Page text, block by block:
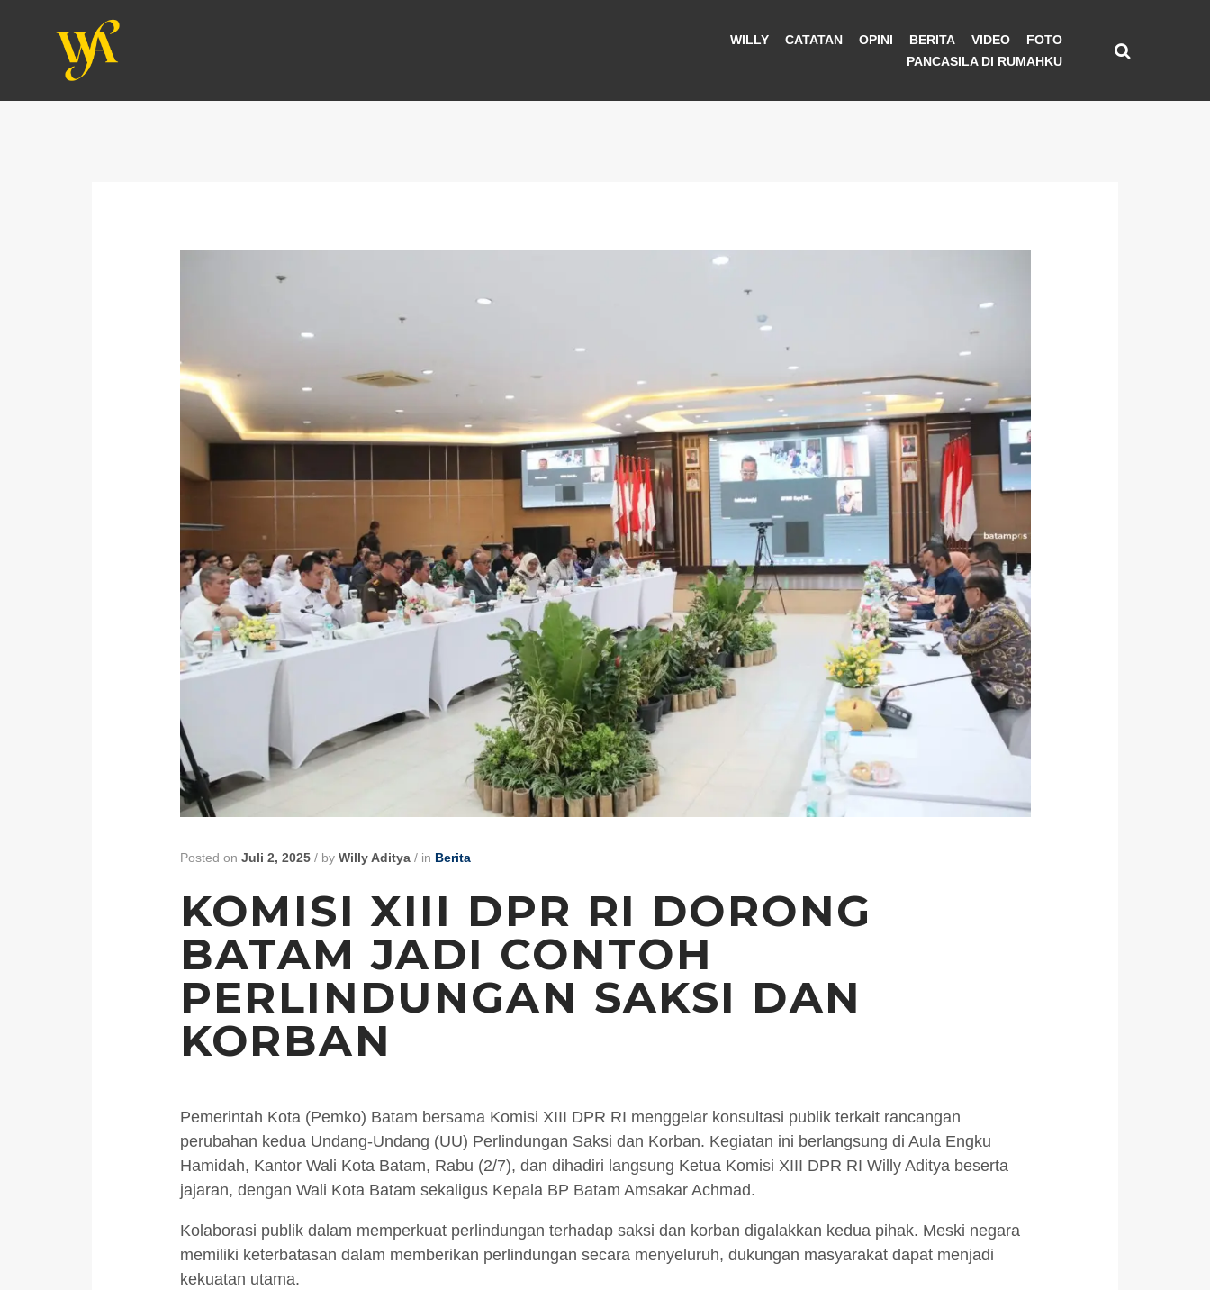
WILLY CATATAN OPINI BERITA VIDEO
FOTO
PANCASILA DI RUMAHKU
Posted on Juli 2, 2025 /by Willy Aditya / in Berita
KOMISI XIII DPR RI DORONG
BATAM JADI CONTOH
PERLINDUNGAN SAKSI DAN
KORBAN
Pemerintah Kota (Pemko) Batam bersama Komisi XIII DPR RI menggelar konsultasi publik terkait rancangan
perubahan kedua Undang-Undang (UU) Perlindungan Saksi dan Korban. Kegiatan ini berlangsung di Aula Engku
Hamidah, Kantor Wali Kota Batam, Rabu (2/7), dan dihadiri langsung Ketua Komisi XIII DPR RI Willy Aditya beserta
jajaran, dengan Wali Kota Batam sekaligus Kepala BP Batam Amsakar Achmad.
Kolaborasi publik dalam memperkuat perlindungan terhadap saksi dan korban digalakkan kedua pihak. Meski negara
memiliki keterbatasan dalam memberikan perlindungan secara menyeluruh, dukungan masyarakat dapat menjadi
kekuatan utama.